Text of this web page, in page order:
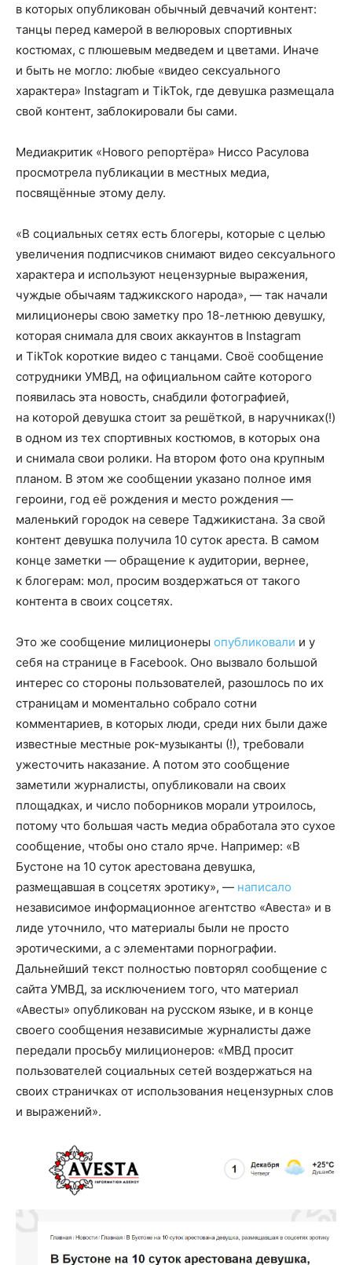
в которых опубликован обычный девчачий контент:
танцы перед камерой в велюровых спортивных
костюмах, с плюшевым медведем и цветами. Иначе
и быть не могло: любые «видео сексуального
характера» Instagram и TikTok, где девушка размещала
свой контент, заблокировали бы сами.
Медиакритик «Нового репортёра» Ниссо Расулова
просмотрела публикации в местных медиа,
посвящённые этому делу.
«В социальных сетях есть блогеры, которые с целью
увеличения подписчиков снимают видео сексуального
характера и используют нецензурные выражения,
чуждые обычаям таджикского народа», — так начали
милиционеры свою заметку про 18-летнюю девушку,
которая снимала для своих аккаунтов в Instagram
и TikTok короткие видео с танцами. Своё сообщение
сотрудники УМВД, на официальном сайте которого
появилась эта новость, снабдили фотографией,
на которой девушка стоит за решёткой, в наручниках(!)
в одном из тех спортивных костюмов, в которых она
и снимала свои ролики. На втором фото она крупным
планом. В этом же сообщении указано полное имя
героини, год её рождения и место рождения —
маленький городок на севере Таджикистана. За свой
контент девушка получила 10 суток ареста. В самом
конце заметки — обращение к аудитории, вернее,
к блогерам: мол, просим воздержаться от такого
контента в своих соцсетях.
Это же сообщение милиционеры опубликовали и у
себя на странице в Facebook. Оно вызвало большой
интерес со стороны пользователей, разошлось по их
страницам и моментально собрало сотни
комментариев, в которых люди, среди них были даже
известные местные рок-музыканты (!), требовали
ужесточить наказание. А потом это сообщение
заметили журналисты, опубликовали на своих
площадках, и число поборников морали утроилось,
потому что большая часть медиа обработала это сухое
сообщение, чтобы оно стало ярче. Например: «В
Бустоне на 10 суток арестована девушка,
размещавшая в соцсетях эротику», — написало
независимое информационное агентство «Авеста» и в
лиде уточнило, что материалы были не просто
эротическими, а с элементами порнографии.
Дальнейший текст полностью повторял сообщение с
сайта УМВД, за исключением того, что материал
«Авесты» опубликован на русском языке, и в конце
своего сообщения независимые журналисты даже
передали просьбу милиционеров: «МВД просит
пользователей социальных сетей воздержаться на
своих страничках от использования нецензурных слов
и выражений».